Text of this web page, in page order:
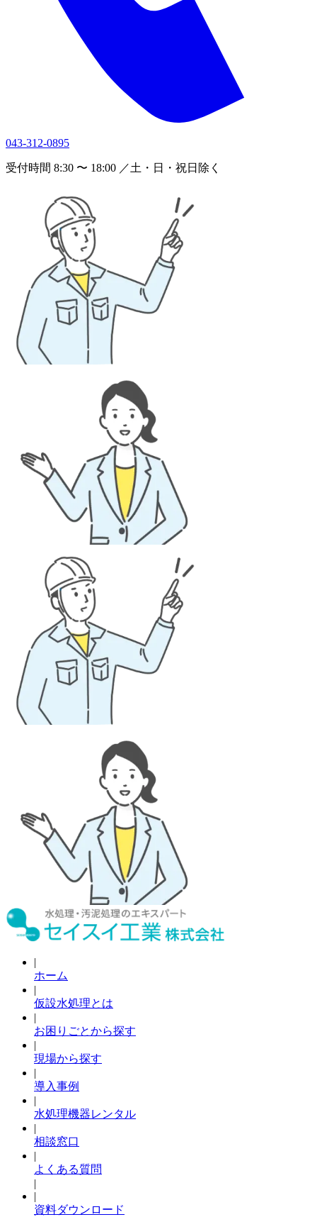
043-312-0895
受付時間 8:30 〜 18:00 ／土・日・祝日除く
|
ホーム
|
仮設水処理とは
|
お困りごとから探す
|
現場から探す
|
導入事例
|
水処理機器レンタル
|
相談窓口
|
よくある質問
|
|
資料ダウンロード